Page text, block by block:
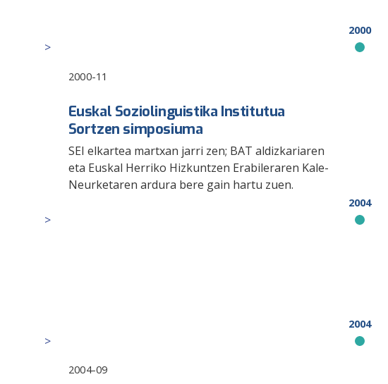
2000
2000-11
Euskal Soziolinguistika Institutua
Sortzen simposiuma
SEI elkartea martxan jarri zen; BAT aldizkariaren
eta Euskal Herriko Hizkuntzen Erabileraren Kale-
Neurketaren ardura bere gain hartu zuen.
2004
2004
2004-09